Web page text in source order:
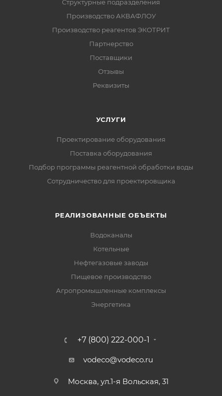
Структурные подразделения
Производство АКВАФЛОУ
Производство реагентов ЭКОТРИТ
Партнерство
Поставщики
Отзывы
Реквизиты
УСЛУГИ
Проектирование оборудования
Поставка оборудования
Подбор программы реагентной обработки воды
Сотрудничество для проектировщика
РЕАЛИЗОВАННЫЕ ОБЪЕКТЫ
Водоканалы
Котельные
Нефтегазовые заводы
Пищевое производство
Агропромышленные комплексы
Энергетика
+7 (800) 222-000-1
vodeco@vodeco.ru
Москва, ул.1-я Вольская, 31